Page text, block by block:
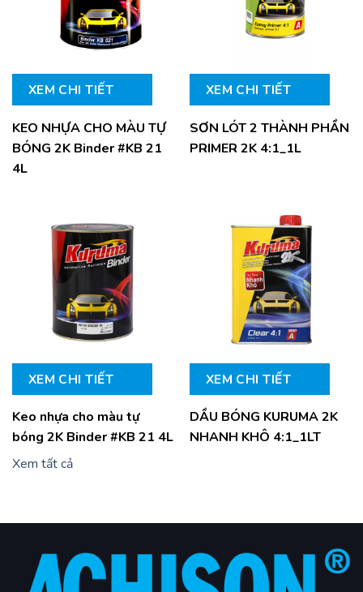
XEM CHI TIẾT
KEO NHỰA CHO MÀU TỰ
BÓNG 2K Binder #KB 21
4L
XEM CHI TIẾT
SƠN LÓT 2 THÀNH PHẦN
PRIMER 2K 4:1_1L
XEM CHI TIẾT
Keo nhựa cho màu tự
bóng 2K Binder #KB 21 4L
XEM CHI TIẾT
DẦU BÓNG KURUMA 2K
NHANH KHÔ 4:1_1LT
Xem tất cả